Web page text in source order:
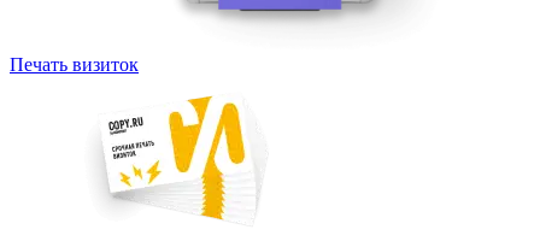
Печать визиток